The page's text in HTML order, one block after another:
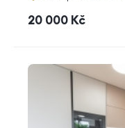
cena
20 000 Kč